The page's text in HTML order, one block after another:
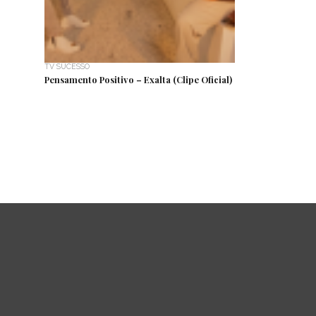
TV SUCESSO
Pensamento Positivo – Exalta (Clipe Oficial)